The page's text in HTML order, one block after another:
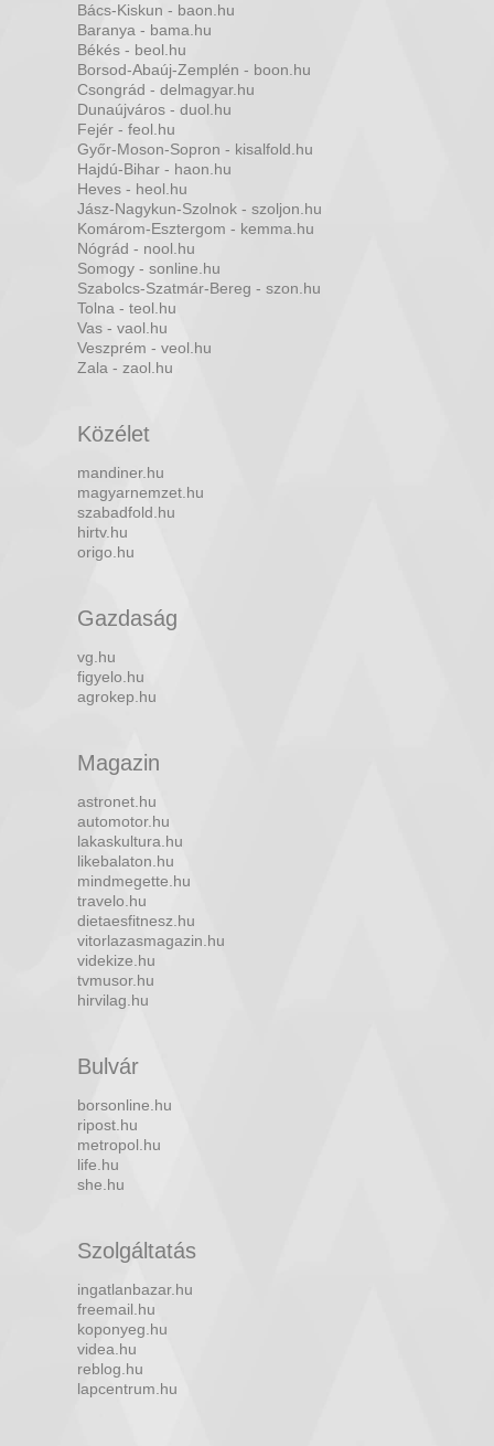
Bács-Kiskun - baon.hu
Baranya - bama.hu
Békés - beol.hu
Borsod-Abaúj-Zemplén - boon.hu
Csongrád - delmagyar.hu
Dunaújváros - duol.hu
Fejér - feol.hu
Győr-Moson-Sopron - kisalfold.hu
Hajdú-Bihar - haon.hu
Heves - heol.hu
Jász-Nagykun-Szolnok - szoljon.hu
Komárom-Esztergom - kemma.hu
Nógrád - nool.hu
Somogy - sonline.hu
Szabolcs-Szatmár-Bereg - szon.hu
Tolna - teol.hu
Vas - vaol.hu
Veszprém - veol.hu
Zala - zaol.hu
Közélet
mandiner.hu
magyarnemzet.hu
szabadfold.hu
hirtv.hu
origo.hu
Gazdaság
vg.hu
figyelo.hu
agrokep.hu
Magazin
astronet.hu
automotor.hu
lakaskultura.hu
likebalaton.hu
mindmegette.hu
travelo.hu
dietaesfitnesz.hu
vitorlazasmagazin.hu
videkize.hu
tvmusor.hu
hirvilag.hu
Bulvár
borsonline.hu
ripost.hu
metropol.hu
life.hu
she.hu
Szolgáltatás
ingatlanbazar.hu
freemail.hu
koponyeg.hu
videa.hu
reblog.hu
lapcentrum.hu